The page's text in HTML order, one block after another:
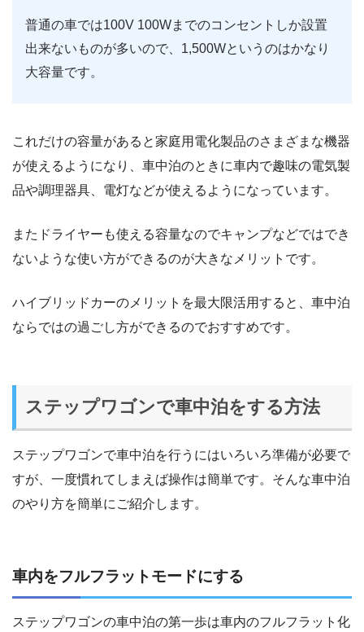
普通の車では100V 100Wまでのコンセントしか設置
出来ないものが多いので、1,500Wというのはかなり
大容量です。
これだけの容量があると家庭用電化製品のさまざまな機器
が使えるようになり、車中泊のときに車内で趣味の電気製
品や調理器具、電灯などが使えるようになっています。
またドライヤーも使える容量なのでキャンプなどではでき
ないような使い方ができるのが大きなメリットです。
ハイブリッドカーのメリットを最大限活用すると、車中泊
ならではの過ごし方ができるのでおすすめです。
ステップワゴンで車中泊をする方法
ステップワゴンで車中泊を行うにはいろいろ準備が必要で
すが、一度慣れてしまえば操作は簡単です。そんな車中泊
のやり方を簡単にご紹介します。
車内をフルフラットモードにする
ステップワゴンの車中泊の第一歩は車内のフルフラット化